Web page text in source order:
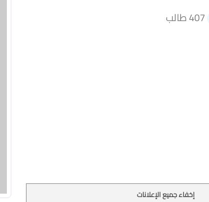
407 طالب
إخفاء جميع الإعلانات